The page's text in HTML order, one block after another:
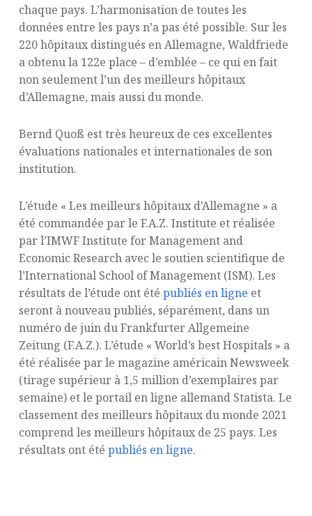
chaque pays. L’harmonisation de toutes les
données entre les pays n’a pas été possible. Sur les
220 hôpitaux distingués en Allemagne, Waldfriede
a obtenu la 122e place – d’emblée – ce qui en fait
non seulement l’un des meilleurs hôpitaux
d’Allemagne, mais aussi du monde.
Bernd Quoß est très heureux de ces excellentes
évaluations nationales et internationales de son
institution.
L’étude « Les meilleurs hôpitaux d’Allemagne » a
été commandée par le F.A.Z. Institute et réalisée
par l’IMWF Institute for Management and
Economic Research avec le soutien scientifique de
l’International School of Management (ISM). Les
résultats de l’étude ont été publiés en ligne et
seront à nouveau publiés, séparément, dans un
numéro de juin du Frankfurter Allgemeine
Zeitung (F.A.Z.). L’étude « World’s best Hospitals » a
été réalisée par le magazine américain Newsweek
(tirage supérieur à 1,5 million d’exemplaires par
semaine) et le portail en ligne allemand Statista. Le
classement des meilleurs hôpitaux du monde 2021
comprend les meilleurs hôpitaux de 25 pays. Les
résultats ont été publiés en ligne.